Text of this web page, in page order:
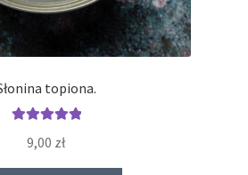
topiona.
5.00
9,00 zł